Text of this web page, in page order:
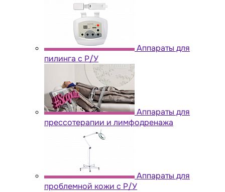
Аппараты для
пилинга с Р/У
Аппараты для
прессотерапии и лимфодренажа
Аппараты для
проблемной кожи с Р/У